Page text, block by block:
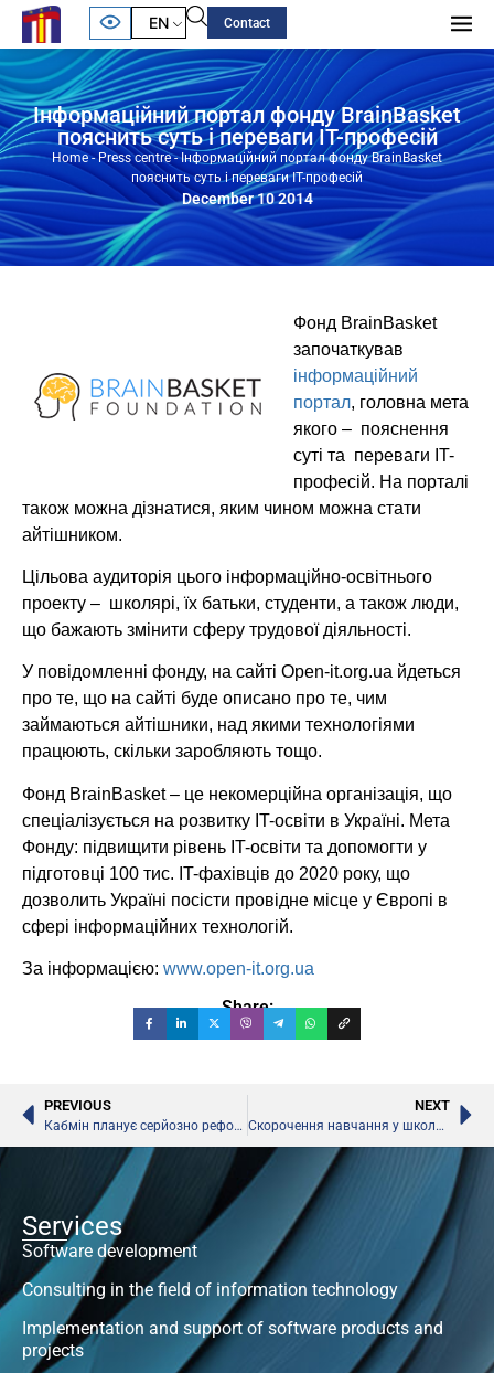
EN Contact
Інформаційний портал фонду BrainBasket
пояснить суть і переваги IT-професій
Home-Press centre-Інформаційний портал фонду BrainBasket
пояснить суть і переваги IT-професій
December 10 2014
Фонд BrainBasket
започаткував
інформаційний
портал, головна мета
якого – пояснення
суті та переваги IT-
професій. На порталі
також можна дізнатися, яким чином можна стати
айтішником.
Цільова аудиторія цього інформаційно-освітнього
проекту – школярі, їх батьки, студенти, а також люди,
що бажають змінити сферу трудової діяльності.
У повідомленні фонду, на сайті Open-it.org.ua йдеться
про те, що на сайті буде описано про те, чим
займаються айтішники, над якими технологіями
працюють, скільки заробляють тощо.
Фонд BrainBasket – це некомерційна організація, що
спеціалізується на розвитку IT-освіти в Україні. Мета
Фонду: підвищити рівень IT-освіти та допомогти у
підготовці 100 тис. IT-фахівців до 2020 року, що
дозволить Україні посісти провідне місце у Європі в
сфері інформаційних технологій.
За інформацією: www.open-it.org.ua
Share:
PREVIOUS
Кабмін планує серйозно реформувати систему освіти України
NEXT
Скорочення навчання у школах до 9 років, – Кабмін
Services
Software development
Consulting in the field of information technology
Implementation and support of software products and
projects